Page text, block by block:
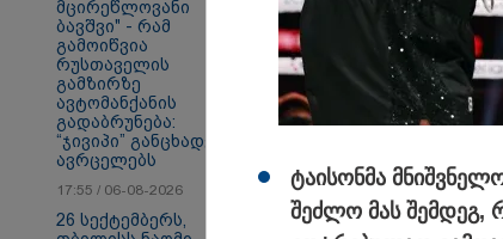
840.90 ლარიდან
მცირეწლოვანი
ბავშვი" - რამ
გამოიწვია
რუსთაველის
გამზირზე
ავტომანქანის
გადაბრუნება:
“ჯივიპი” განცხადებას
ავრცელებს
17:55 / 06-08-2026
26 სექტემბერს,
ტა­ი­სონ­მა
შეძ­ლო მას შემ­დეგ,